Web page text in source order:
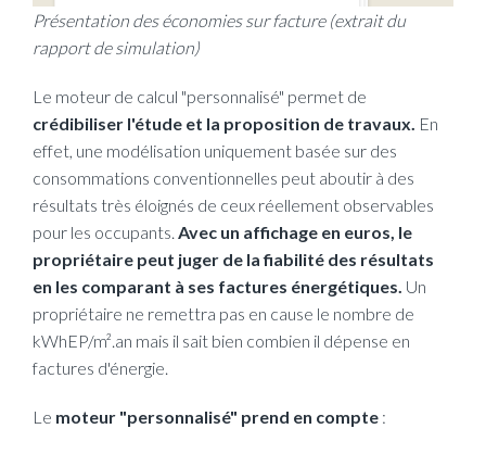
Présentation des économies sur facture (extrait du
rapport de simulation)
Le moteur de calcul "personnalisé" permet de
crédibiliser l'étude et la proposition de travaux. En
effet, une modélisation uniquement basée sur des
consommations conventionnelles peut aboutir à des
résultats très éloignés de ceux réellement observables
pour les occupants. Avec un affichage en euros, le
propriétaire peut juger de la fiabilité des résultats
en les comparant à ses factures énergétiques. Un
propriétaire ne remettra pas en cause le nombre de
kWhEP/m².an mais il sait bien combien il dépense en
factures d'énergie.
Le moteur "personnalisé" prend en compte :